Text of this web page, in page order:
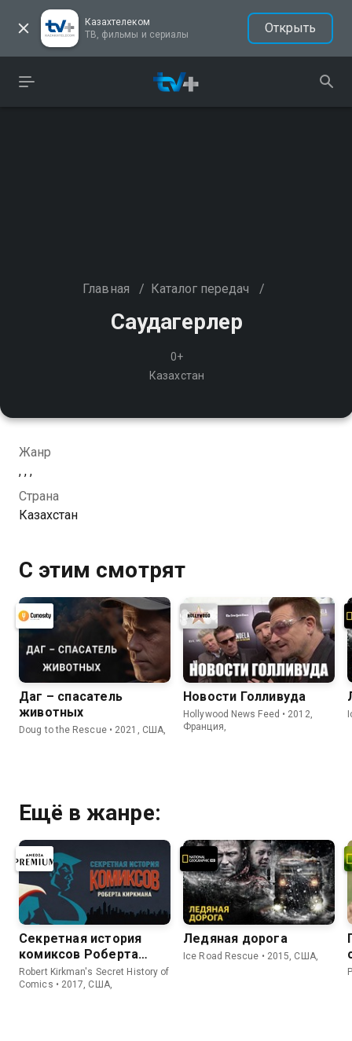
Казахтелеком
ТВ, фильмы и сериалы
Открыть
Главная / Каталог передач /
Саудагерлер
0+
Казахстан
Жанр
, , ,
Страна
Казахстан
С этим смотрят
Даг – спасатель
животных
Doug to the Rescue • 2021, США,
Новости Голливуда
Hollywood News Feed • 2012,
Франция,
Ещё в жанре:
Секретная история
комиксов Роберта
Киркмана
Robert Kirkman's Secret History of
Comics • 2017, США,
Ледяная дорога
Ice Road Rescue • 2015, США,